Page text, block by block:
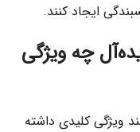
ایجاد کنند.
چه ویژگی
ویژگی کلیدی داشته